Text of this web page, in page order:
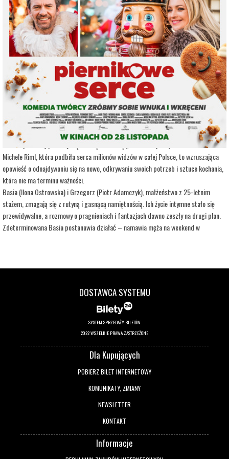
adres:
Aleja 3 Maja 6
data i godzina:
09.12.2025, g. 18:15
Info
Opis wydarzenia:
Czy związek z długim stażem oznacza kres namiętności, czy może dopiero wtedy
rodzi się prawdziwa bliskość? Ilona Ostrowska i Piotr Adamczyk w pełnej humoru
historii o parze, która próbuje na nowo rozbudzić pożądanie i poznać swoje
pragnienia.
Film inspirowany przebojową sztuką teatralną „Seks dla opornych” autorstwa
Michele Riml, która podbiła serca milionów widzów w całej Polsce, to wzruszająca
opowieść o odnajdywaniu się na nowo, odkrywaniu swoich potrzeb i sztuce kochania,
która nie ma terminu ważności.
Basia (Ilona Ostrowska) i Grzegorz (Piotr Adamczyk), małżeństwo z 25-letnim
stażem, zmagają się z rutyną i gasnącą namiętnością. Ich życie intymne stało się
przewidywalne, a rozmowy o pragnieniach i fantazjach dawno zeszły na drugi plan.
Zdeterminowana Basia postanawia działać – namawia męża na weekend w
DOSTAWCA SYSTEMU
SYSTEM SPRZEDAŻY BILETÓW
2022 WSZELKIE PRAWA ZASTRZEŻONE
Dla Kupujących
POBIERZ BILET INTERNETOWY
KOMUNIKATY, ZMIANY
NEWSLETTER
KONTAKT
Informacje